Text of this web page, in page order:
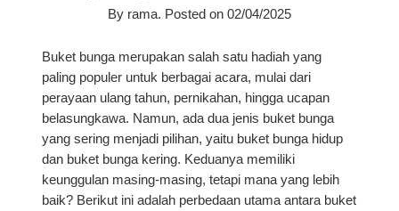
By rama. Posted on 02/04/2025
Buket bunga merupakan salah satu hadiah yang
paling populer untuk berbagai acara, mulai dari
perayaan ulang tahun, pernikahan, hingga ucapan
belasungkawa. Namun, ada dua jenis buket bunga
yang sering menjadi pilihan, yaitu buket bunga hidup
dan buket bunga kering. Keduanya memiliki
keunggulan masing-masing, tetapi mana yang lebih
baik? Berikut ini adalah perbedaan utama antara buket